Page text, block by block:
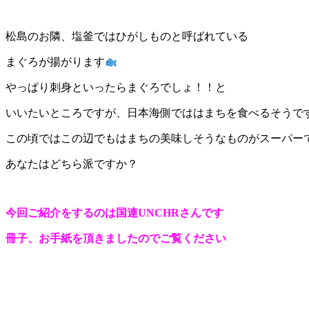
松島のお隣、塩釜ではひがしものと呼ばれている
まぐろが揚がります
やっぱり刺身といったらまぐろでしょ！！と
いいたいところですが、日本海側でははまちを食べるそうで
この頃ではこの辺でもはまちの美味しそうなものがスーパー
あなたはどちら派ですか？
今回ご紹介をするのは国連UNCHRさんです
冊子、お手紙を頂きましたのでご覧ください